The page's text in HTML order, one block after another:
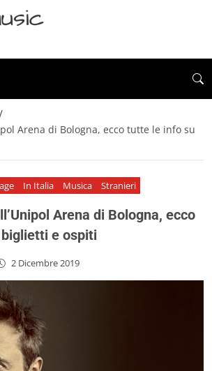
Arena di Bologna, ecco tutte le info su
In Italia Musica Stranieri
Arena di Bologna, ecco
e ospiti
2 Dicembre 2019